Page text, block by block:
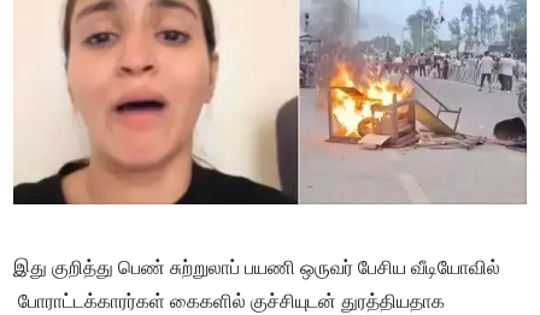
இது குறித்து பெண் சுற்றுலாப் பயணி ஒருவர் பேசிய வீடியோவில்
போராட்டக்காரர்கள் கைகளில் குச்சியுடன் துரத்தியதாக